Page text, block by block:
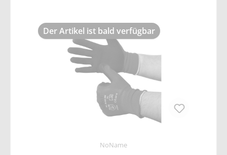
Der Artikel ist bald verfügbar
NoName